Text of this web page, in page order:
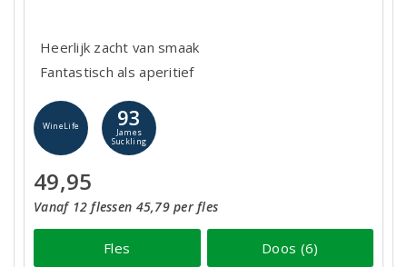
Heerlijk zacht van smaak
Fantastisch als aperitief
WineLife 93
James
Suckling
49,95
Vanaf 12 flessen 45,79 per fles
Fles Doos (6)